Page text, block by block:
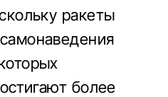
ракеты
более